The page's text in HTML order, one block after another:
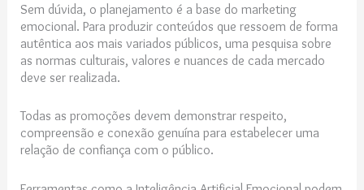
Sem dúvida, o planejamento é a base do marketing
emocional. Para produzir conteúdos que ressoem de forma
autêntica aos mais variados públicos, uma pesquisa sobre
as normas culturais, valores e nuances de cada mercado
deve ser realizada.
Todas as promoções devem demonstrar respeito,
compreensão e conexão genuína para estabelecer uma
relação de confiança com o público.